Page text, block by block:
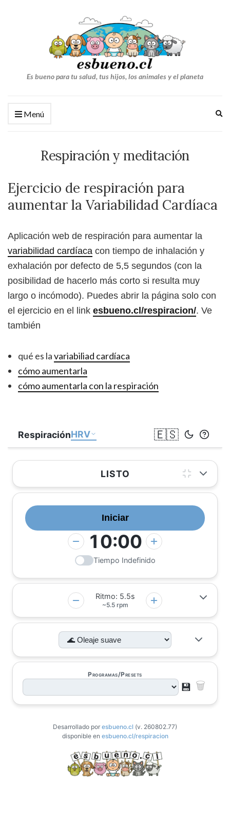
Es bueno para tu salud, tus hijos, los animales y el planeta
Menú
Respiración y meditación
Ejercicio de respiración para
aumentar la Variabilidad Cardíaca
Aplicación web de respiración para aumentar la
variabilidad cardíaca con tiempo de inhalación y
exhalación por defecto de 5,5 segundos (con la
posibilidad de hacerlo más corto si resulta muy
largo o incómodo). Puedes abrir la página solo con
el ejercicio en el link esbueno.cl/respiracion/. Ve
también
qué es lavariabiliad cardíaca
cómo aumentarla
cómo aumentarla con la respiración